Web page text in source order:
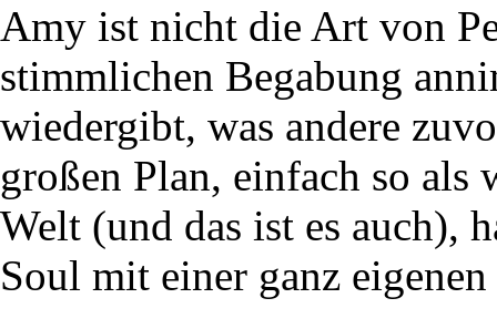
Amy ist nicht die Art von
stimmlichen Begabung
wiedergibt, was andere
großen Plan, einfach so als
Welt (und das ist es auch),
Soul mit einer ganz